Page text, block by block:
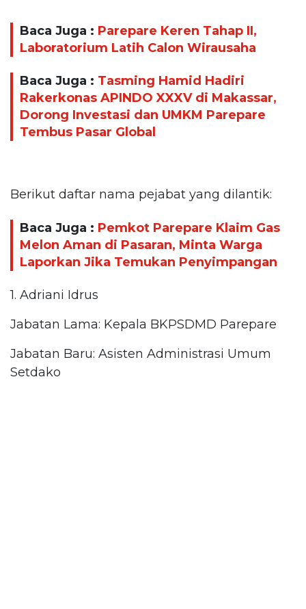
Baca Juga : Parepare Keren Tahap II,
Laboratorium Latih Calon Wirausaha
Baca Juga : Tasming Hamid Hadiri
Rakerkonas APINDO XXXV di Makassar,
Dorong Investasi dan UMKM Parepare
Tembus Pasar Global
Berikut daftar nama pejabat yang dilantik:
Baca Juga : Pemkot Parepare Klaim Gas
Melon Aman di Pasaran, Minta Warga
Laporkan Jika Temukan Penyimpangan
1. Adriani Idrus
Jabatan Lama: Kepala BKPSDMD Parepare
Jabatan Baru: Asisten Administrasi Umum
Setdako